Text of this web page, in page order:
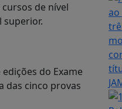
de nível
superior.
do Exame
das cinco provas